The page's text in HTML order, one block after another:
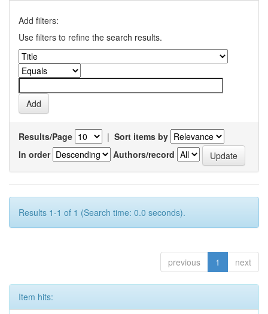
Add filters:
Use filters to refine the search results.
Results/Page | Sort items by
In order
Authors/record
Results 1-1 of 1 (Search time: 0.0 seconds).
previous 1 next
Item hits: